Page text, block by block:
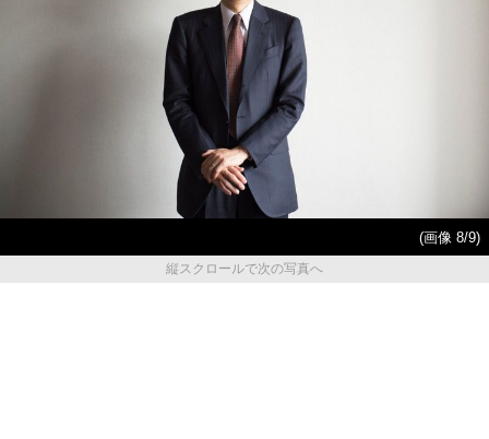
(画像 8/9)
縦スクロールで次の写真へ